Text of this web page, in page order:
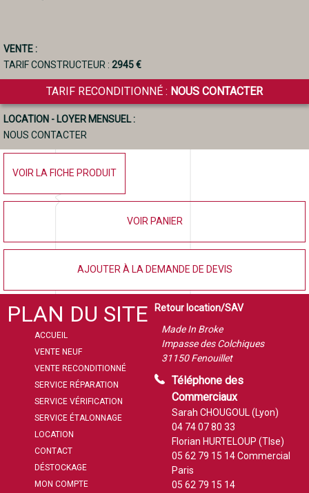
VENTE :
TARIF CONSTRUCTEUR : 2945 €
TARIF RECONDITIONNÉ : NOUS CONTACTER
LOCATION - LOYER MENSUEL :
NOUS CONTACTER
VOIR LA FICHE PRODUIT
VOIR PANIER
AJOUTER À LA DEMANDE DE DEVIS
PLAN DU SITE
ACCUEIL
VENTE NEUF
VENTE RECONDITIONNÉ
SERVICE RÉPARATION
SERVICE VÉRIFICATION
SERVICE ÉTALONNAGE
LOCATION
CONTACT
DÉSTOCKAGE
MON COMPTE
Retour location/SAV
Made In Broke
Impasse des Colchiques
31150 Fenouillet
Téléphone des
Commerciaux
Sarah CHOUGOUL (Lyon)
04 74 07 80 33
Florian HURTELOUP (Tlse)
05 62 79 15 14Commercial
Paris
05 62 79 15 14